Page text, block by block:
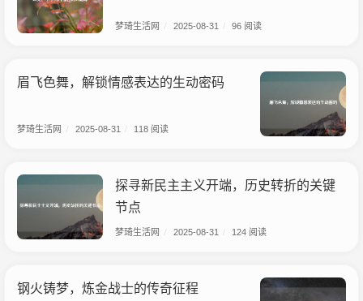
梦琦生活网 2025-08-31 96 阅读
眉飞色舞，解锁情感表达的生动密码
梦琦生活网 2025-08-31 118 阅读
探寻新民主主义开端，历史转折的关键
节点
梦琦生活网 2025-08-31 124 阅读
钢火铸梦，炼金战士的传奇征程